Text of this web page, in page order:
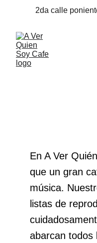
2da calle
En A Ver
que un gran
música.
listas de
abarcan